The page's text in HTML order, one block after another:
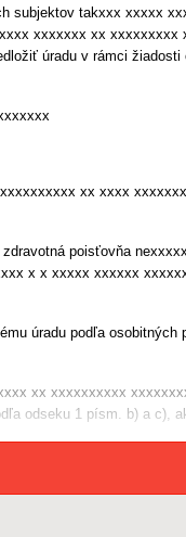
subjektov takxxx xxxxx
xxxxxxx xx xxxxxxxxx
úradu v rámci žiadosti
xx xxxx
zdravotná poisťovňa
x x xxxxx xxxxxx
úradu podľa osobitných
xx xxxxxxxxxx
odseku 1 písm. b) a c),